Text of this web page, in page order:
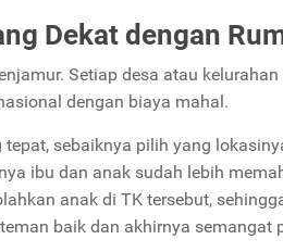
Dekat dengan
Setiap desa atau
dengan biaya mahal.
sebaiknya pilih yang
ibu dan anak sudah lebih
anak di TK tersebut,
baik dan akhirnya semangat